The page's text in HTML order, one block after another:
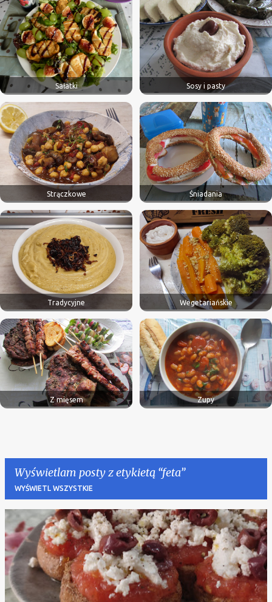
Sałatki Sosy i pasty
Strączkowe Śniadania
Tradycyjne Wegetariańskie
Z mięsem Zupy
Wyświetlam posty z etykietą feta
WYŚWIETL WSZYSTKIE
P
o
s
t
y